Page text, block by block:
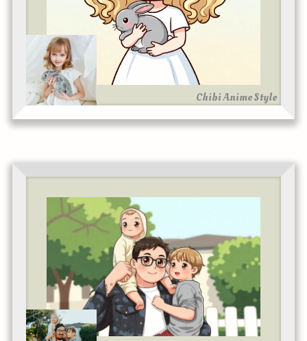
Chibi Anime Style